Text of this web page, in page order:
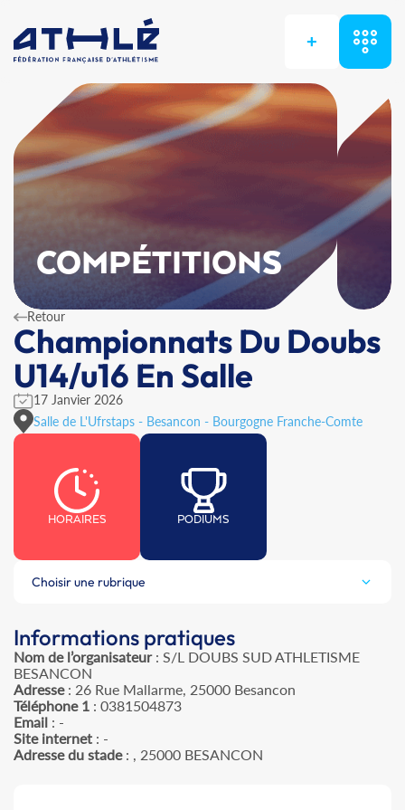
+
COMPÉTITIONS
Retour
Championnats Du Doubs
U14/u16 En Salle
17 Janvier 2026
Salle de L'Ufrstaps - Besancon - Bourgogne Franche-Comte
HORAIRES PODIUMS
Choisir une rubrique
Informations pratiques
Nom de l’organisateur: S/L DOUBS SUD ATHLETISME
BESANCON
Adresse: 26 Rue Mallarme, 25000 Besancon
Téléphone 1 : 0381504873
Email : -
Site internet : -
Adresse du stade: , 25000 BESANCON